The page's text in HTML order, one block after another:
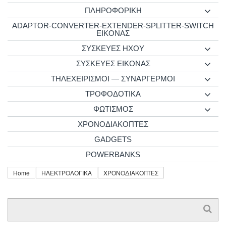
ΠΛΗΡΟΦΟΡΙΚΗ
ADAPTOR-CONVERTER-EXTENDER-SPLITTER-SWITCH
ΕΙΚΟΝΑΣ
ΣΥΣΚΕΥΕΣ ΗΧΟΥ
ΣΥΣΚΕΥΕΣ ΕΙΚΟΝΑΣ
ΤΗΛΕΧΕΙΡΙΣΜΟΙ — ΣΥΝΑΡΓΕΡΜΟΙ
ΤΡΟΦΟΔΟΤΙΚΑ
ΦΩΤΙΣΜΟΣ
ΧΡΟΝΟΔΙΑΚΟΠΤΕΣ
GADGETS
POWERBANKS
Home ΗΛΕΚΤΡΟΛΟΓΙΚΑ ΧΡΟΝΟΔΙΑΚΟΠΤΕΣ